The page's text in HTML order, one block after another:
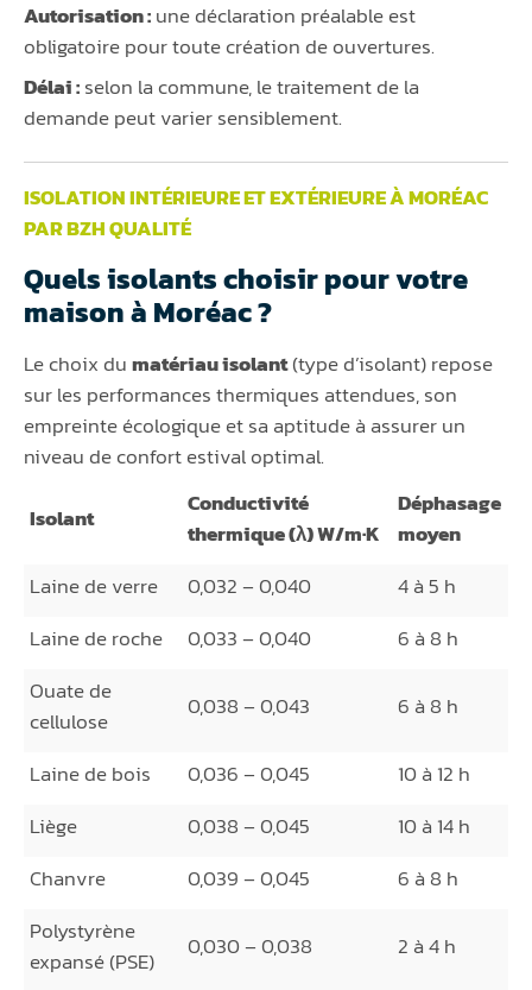
Autorisation :une déclaration préalable est
obligatoire pour toute création de ouvertures.
Délai :selon la commune, le traitement de la
demande peut varier sensiblement.
ISOLATION INTÉRIEURE ET EXTÉRIEURE À MORÉAC
PAR BZH QUALITÉ
Quels isolants choisir pour votre
maison à Moréac ?
Le choix dumatériau isolant(type d’isolant) repose
sur les performances thermiques attendues, son
empreinte écologique et sa aptitude à assurer un
niveau de confort estival optimal.
Isolant
Conductivité
thermique (λ) W/m·K
Déphasage
moyen
Laine de verre
0,032 – 0,040
4 à 5 h
Laine de roche
0,033 – 0,040
6 à 8 h
Ouate de
cellulose
0,038 – 0,043 6 à 8 h
Laine de bois 0,036 – 0,045
10 à 12 h
Liège
0,038 – 0,045
10 à 14 h
Chanvre
0,039 – 0,045
6 à 8 h
Polystyrène
expansé (PSE)
0,030 – 0,038
2 à 4 h